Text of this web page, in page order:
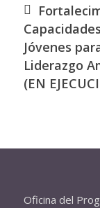
Jóvenes
Liderazgo
(EN
Oficina del